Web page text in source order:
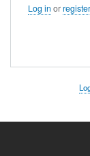
Log in orregister